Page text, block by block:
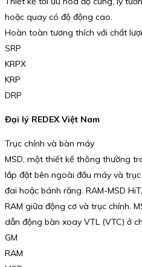
hoặc quay có độ động cao.
Hoàn toàn tương thích với chất
SRP
KRPX
KRP
DRP
Đại lý REDEX Việt Nam
Trục chính và bàn máy
MSD, một thiết kế thông thường
lắp đặt bên ngoài đầu máy và
đai hoặc bánh răng. RAM-MSD
RAM giữa động cơ và trục chính.
dẫn động bàn xoay VTL (VTC) ở
GM
RAM